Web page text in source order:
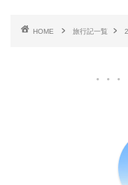
HOME 旅行記一覧